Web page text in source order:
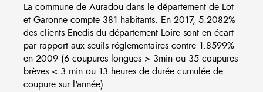
La commune de Auradou dans le département de Lot
et Garonne compte 381 habitants. En 2017, 5.2082%
des clients Enedis du département Loire sont en écart
par rapport aux seuils réglementaires contre 1.8599%
en 2009 (6 coupures longues > 3min ou 35 coupures
brèves < 3 min ou 13 heures de durée cumulée de
coupure sur l'année).